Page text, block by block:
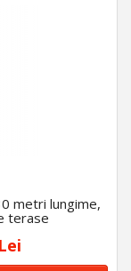
metri lungime,
terase